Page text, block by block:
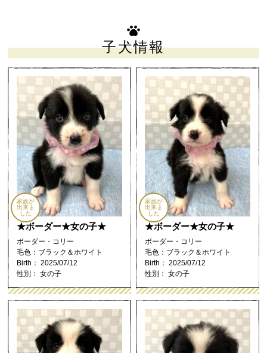
子犬情報
家族が
出来ま
した
★ボーダー★女の子★
ボーダー・コリー
毛色：ブラック＆ホワイト
Birth： 2025/07/12
性別： 女の子
家族が
出来ま
した
★ボーダー★女の子★
ボーダー・コリー
毛色：ブラック＆ホワイト
Birth： 2025/07/12
性別： 女の子